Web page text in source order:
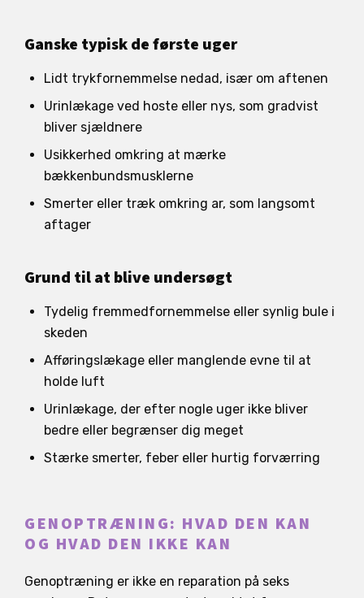
Ganske typisk de første uger
Lidt trykfornemmelse nedad, især om aftenen
Urinlækage ved hoste eller nys, som gradvist
bliver sjældnere
Usikkerhed omkring at mærke
bækkenbundsmusklerne
Smerter eller træk omkring ar, som langsomt
aftager
Grund til at blive undersøgt
Tydelig fremmedfornemmelse eller synlig bule i
skeden
Afføringslækage eller manglende evne til at
holde luft
Urinlækage, der efter nogle uger ikke bliver
bedre eller begrænser dig meget
Stærke smerter, feber eller hurtig forværring
GENOPTRÆNING: HVAD DEN KAN
OG HVAD DEN IKKE KAN
Genoptræning er ikke en reparation på seks